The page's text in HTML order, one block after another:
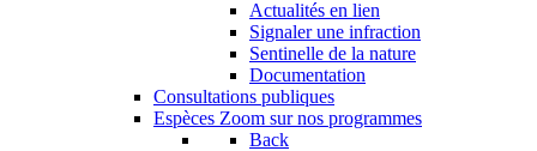
Actualités en lien
Signaler une infraction
Sentinelle de la nature
Documentation
Consultations publiques
Espèces Zoom sur nos programmes
Back